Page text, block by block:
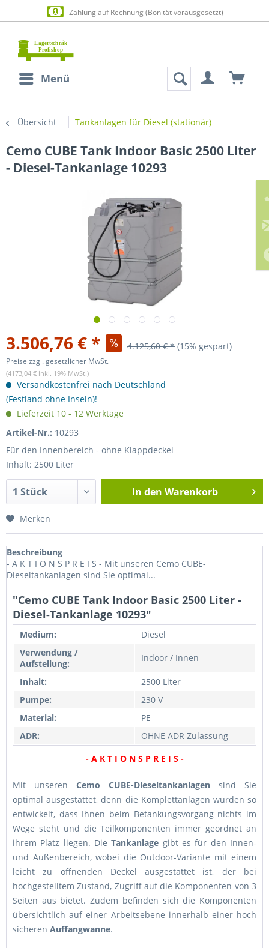
Zahlung auf Rechnung (Bonität vorausgesetzt)
Menü
Übersicht Tankanlagen für Diesel (stationär)
Cemo CUBE Tank Indoor Basic 2500 Liter
- Diesel-Tankanlage 10293
3.506,76 € * 4.125,60 € * (15% gespart)
Preise zzgl. gesetzlicher MwSt.
(4173,04 € inkl. 19% MwSt.)
Versandkostenfrei nach Deutschland
(Festland ohne Inseln)!
Lieferzeit 10 - 12 Werktage
Artikel-Nr.: 10293
Für den Innenbereich - ohne Klappdeckel
Inhalt: 2500 Liter
In den Warenkorb
Merken
Beschreibung
- A K T I O N S P R E I S - Mit unseren Cemo CUBE-
Dieseltankanlagen sind Sie optimal...
"Cemo CUBE Tank Indoor Basic 2500 Liter -
Diesel-Tankanlage 10293"
Medium:
Diesel
Verwendung /
Aufstellung:
Indoor / Innen
Inhalt:
2500 Liter
Pumpe:
230 V
Material:
PE
ADR:
OHNE ADR Zulassung
- A K T I O N S P R E I S -
Mit unseren Cemo CUBE-Dieseltankanlagen sind Sie
optimal ausgestattet, denn die Komplettanlagen wurden so
entwickelt, dass Ihnen beim Betankungsvorgang nichts im
Wege steht und die Teilkomponenten immer geordnet an
ihrem Platz liegen. DieTankanlage gibt es für den Innen-
und Außenbereich, wobei die Outdoor-Variante mit einem
leicht zu öffnenden Deckel ausgestattet ist, der bei
hochgestelltem Zustand, Zugriff auf die Komponenten von 3
Seiten aus bietet. Zudem befinden sich die Komponenten
übersichtlich auf einer Arbeitsebene innerhalb einer hoch
sicheren Auffangwanne.